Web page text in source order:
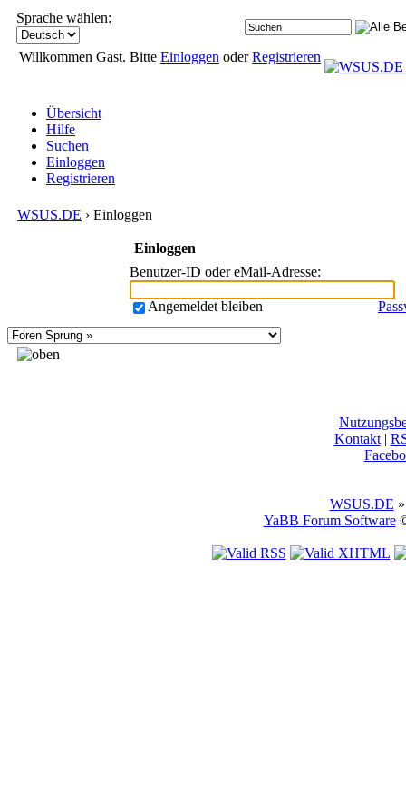
Sprache wählen:
Willkommen Gast. Bitte Einloggen oderRegistrieren
Übersicht
Hilfe
Suchen
Einloggen
Registrieren
WSUS.DE › Einloggen
Einloggen
Benutzer-ID oder eMail-Adresse:
Angemeldet bleiben
Kontakt|
WSUS.DE
YaBB Forum Software©